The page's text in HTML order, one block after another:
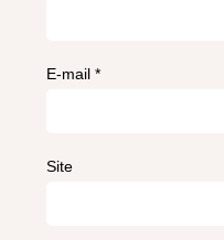
E-mail*
Site